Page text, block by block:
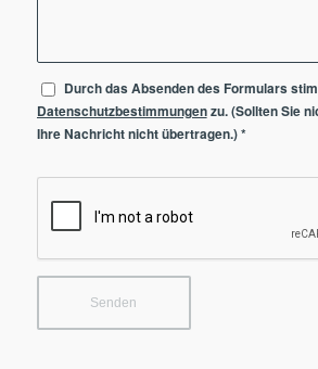
Durch das Absenden des Formulars
Datenschutzbestimmungenzu. (Sollten Sie
Ihre Nachricht nicht übertragen.)*